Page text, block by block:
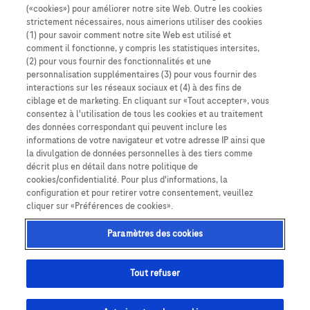
Learn More
Déclaration de confidentialité
Paramètres des cookies
Ce site Web contient des informations sur des produits destinés à un large
public et peut contenir des détails sur des produits ou des informations qui
ne sont pas accessibles ou valables dans votre pays. Veuillez noter que nous
n’assumons aucune responsabilité quant à l’accès à ces informations, qui
peuvent ne pas être conformes à toute procédure légale, réglementation,
enregistrement ou usage dans votre pays d’origine. Les affichages
concerne le format de l’heure et les unités de mesure, par exemple, mmol/L
(«cookies») pour améliorer notre site Web. Outre les cookies
strictement nécessaires, nous aimerions utiliser des cookies
(1) pour savoir comment notre site Web est utilisé et
comment il fonctionne, y compris les statistiques intersites,
(2) pour vous fournir des fonctionnalités et une
personnalisation supplémentaires (3) pour vous fournir des
interactions sur les réseaux sociaux et (4) à des fins de
ciblage et de marketing. En cliquant sur «Tout accepter», vous
consentez à l'utilisation de tous les cookies et au traitement
des données correspondant qui peuvent inclure les
informations de votre navigateur et votre adresse IP ainsi que
la divulgation de données personnelles à des tiers comme
décrit plus en détail dans notre politique de
cookies/confidentialité. Pour plus d'informations, la
configuration et pour retirer votre consentement, veuillez
cliquer sur «Préférences de cookies».
Paramètres des cookies
Tout refuser